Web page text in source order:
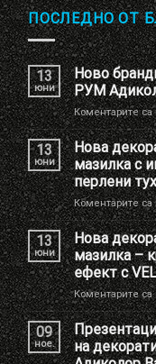
ПОСЛЕДНО ОТ
13
юни
Ново
РУМ
Коментарите
13
юни
Нова
мазилка с
перлени
Коментарите
13
юни
Нова
мазилка –
ефект с
Коментарите
09
ное.
на